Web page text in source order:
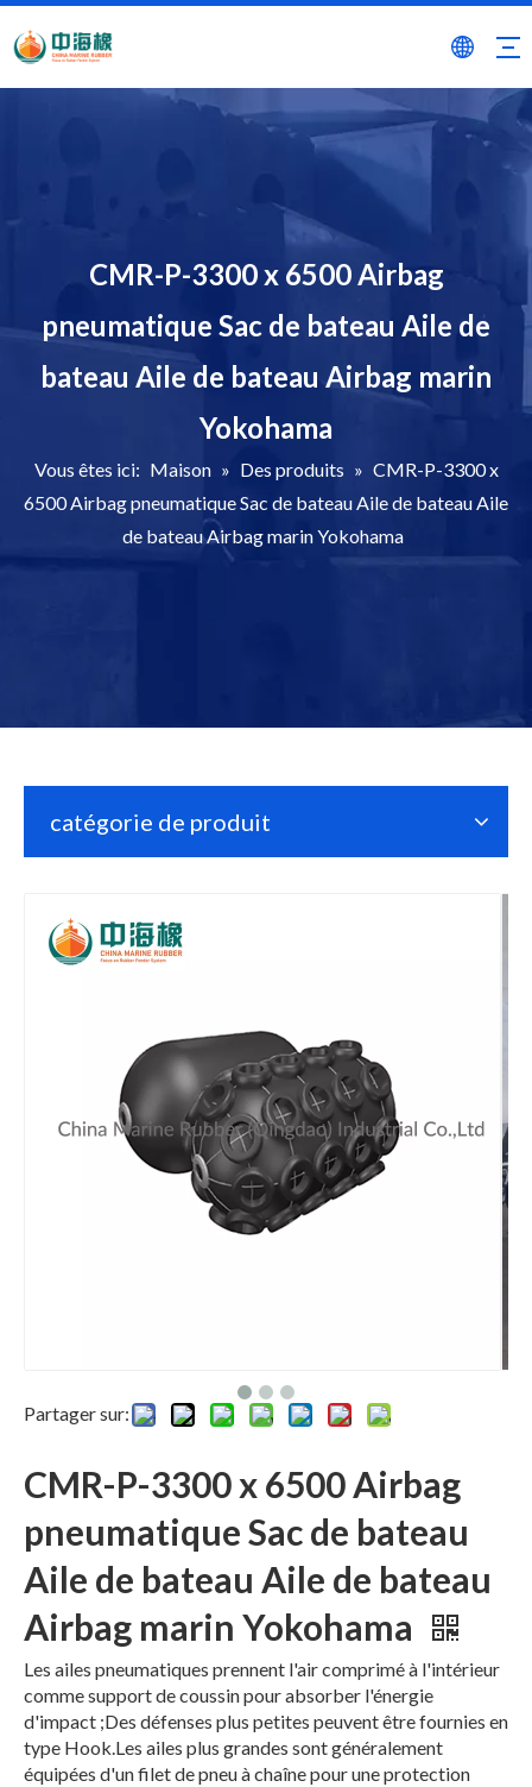
CMR-P-3300 x 6500 Airbag
pneumatique Sac de bateau Aile de
bateau Aile de bateau Airbag marin
Yokohama
Vous êtes ici: Maison » Des produits » CMR-P-3300 x
6500 Airbag pneumatique Sac de bateau Aile de bateau Aile
de bateau Airbag marin Yokohama
catégorie de produit
Partager sur:
CMR-P-3300 x 6500 Airbag
pneumatique Sac de bateau
Aile de bateau Aile de bateau
Airbag marin Yokohama
Les ailes pneumatiques prennent l'air comprimé à l'intérieur
comme support de coussin pour absorber l'énergie
d'impact ;Des défenses plus petites peuvent être fournies en
type Hook.Les ailes plus grandes sont généralement
équipées d'un filet de pneu à chaîne pour une protection